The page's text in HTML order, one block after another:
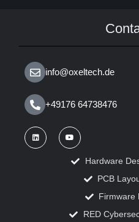
info@oxeltech.de
+49176 64738476
Hardware
PCB
Firmware
RED